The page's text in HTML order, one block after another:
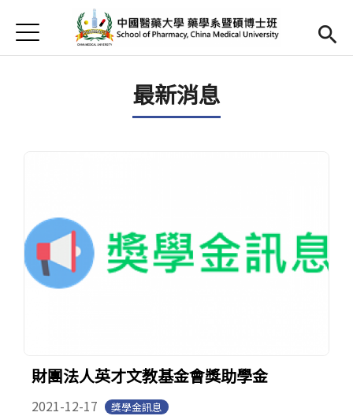
首頁
首頁
Open submenu (教學資源)
教學資源
Open submenu (實習專區)
實習專區
Jump to Main content
最新消息
財團法人英才文教基金會獎助學金
2021-12-17 獎學金訊息